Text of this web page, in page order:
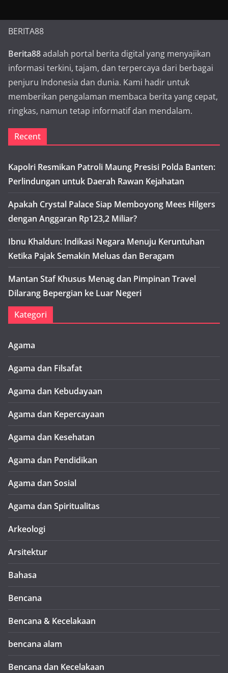
BERITA88
Berita88adalah portal berita digital yang menyajikan
informasi terkini, tajam, dan terpercaya dari berbagai
penjuru Indonesia dan dunia. Kami hadir untuk
memberikan pengalaman membaca berita yang cepat,
ringkas, namun tetap informatif dan mendalam.
Recent
Kapolri Resmikan Patroli Maung Presisi Polda Banten:
Perlindungan untuk Daerah Rawan Kejahatan
Apakah Crystal Palace Siap Memboyong Mees Hilgers
dengan Anggaran Rp123,2 Miliar?
Ibnu Khaldun: Indikasi Negara Menuju Keruntuhan
Ketika Pajak Semakin Meluas dan Beragam
Mantan Staf Khusus Menag dan Pimpinan Travel
Dilarang Bepergian ke Luar Negeri
Kategori
Agama
Agama dan Filsafat
Agama dan Kebudayaan
Agama dan Kepercayaan
Agama dan Kesehatan
Agama dan Pendidikan
Agama dan Sosial
Agama dan Spiritualitas
Arkeologi
Arsitektur
Bahasa
Bencana
Bencana & Kecelakaan
bencana alam
Bencana dan Kecelakaan